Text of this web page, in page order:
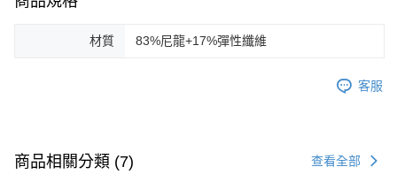
材質 83%尼龍+17%彈性纖維
客服
商品相關分類 (7) 查看全部